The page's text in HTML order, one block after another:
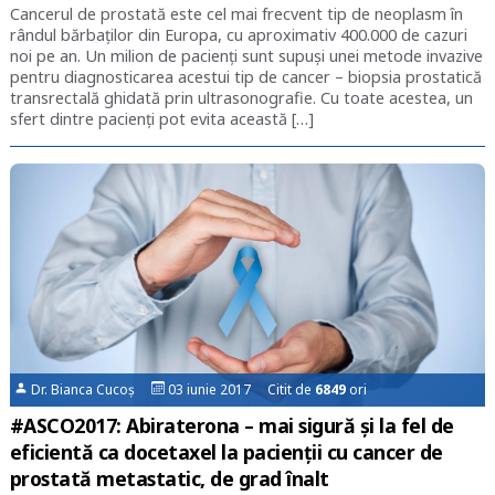
Cancerul de prostată este cel mai frecvent tip de neoplasm în
rândul bărbaților din Europa, cu aproximativ 400.000 de cazuri
noi pe an. Un milion de pacienți sunt supuși unei metode invazive
pentru diagnosticarea acestui tip de cancer – biopsia prostatică
transrectală ghidată prin ultrasonografie. Cu toate acestea, un
sfert dintre pacienți pot evita această […]
Dr. Bianca Cucoș 03 iunie 2017 Citit de 6849ori
#ASCO2017: Abiraterona – mai sigură și la fel de
eficientă ca docetaxel la pacienții cu cancer de
prostată metastatic, de grad înalt